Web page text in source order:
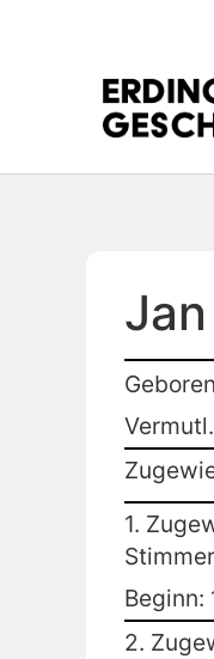
Jan
1.
Beginn:
2.